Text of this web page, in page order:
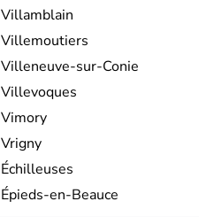
Villamblain
Villemoutiers
Villeneuve-sur-Conie
Villevoques
Vimory
Vrigny
Échilleuses
Épieds-en-Beauce